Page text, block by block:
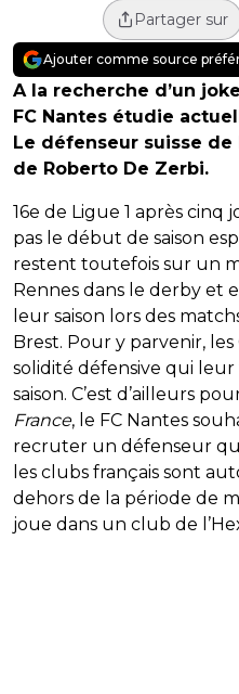
Partager sur
Ajouter comme source
A la recherche d’un
FC Nantes étudie
Le défenseur suisse de
de Roberto De Zerbi.
16e de Ligue 1 après cinq
pas le début de saison
restent toutefois sur un
Rennes dans le derby et
leur saison lors des
Brest. Pour y parvenir,
solidité défensive qui
saison. C’est d’ailleurs
France, le FC Nantes
recruter un défenseur
les clubs français sont
dehors de la période de
joue dans un club de